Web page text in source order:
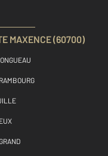
MAXENCE (60700)